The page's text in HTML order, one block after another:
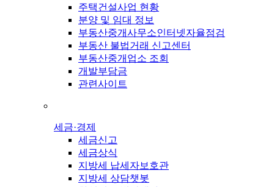
주택건설사업 현황
분양 및 임대 정보
부동산중개사무소인터넷자율점검
부동산 불법거래 신고센터
부동산중개업소 조회
개발부담금
관련사이트
세금·경제
세금신고
세금상식
지방세 납세자보호관
지방세 상담챗봇